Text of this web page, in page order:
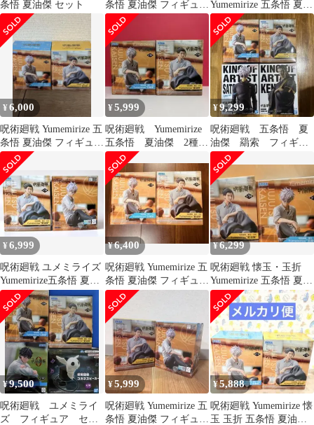
条悟 夏油傑 セット
条悟 夏油傑 フィギュア
2体セット
Yumemirize 五条悟 夏油
傑 フィギュアセット
¥6,000
呪術廻戦 Yumemirize 五
条悟 夏油傑 フィギュア
2種セット
¥5,999
呪術廻戦 Yumemirize
五条悟 夏油傑 2種セ
ット
¥9,299
呪術廻戦 五条悟 夏
油傑 羂索 フィギュ
アセット
¥6,999
呪術廻戦 ユメミライズ
Yumemirize五条悟 夏油
傑 フィギュア バスケ
¥6,400
呪術廻戦 Yumemirize 五
条悟 夏油傑 フィギュア
2種セット
¥6,299
呪術廻戦 懐玉・玉折
Yumemirize 五条悟 夏油
傑 2点セット
¥9,500
呪術廻戦 ユメミライ
ズ フィギュア セッ
¥5,999
呪術廻戦 Yumemirize 五
条悟 夏油傑 フィギュア
¥5,888
呪術廻戦 Yumemirize 懐
玉 玉折 五条悟 夏油傑